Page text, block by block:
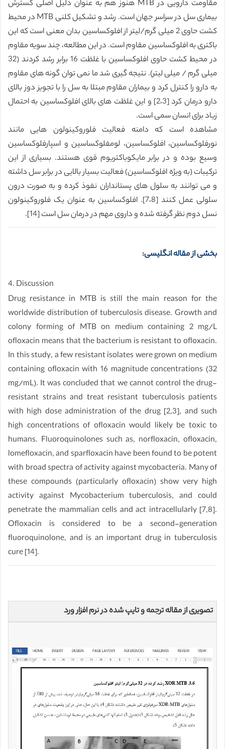
مقاومت دارویی در MTB هنوز هم به عنوان دلیل اصلی گسترش
بیماری سل در سراسر جهان است. رشد و تشکیل کلنی MTB در محیط
کشت حاوی 2 میلی گرم/لیتر از افلوکساسین بدان معنی است که این
باکتری به افلوکساسین مقاوم است. در این مطالعه، چند سویه مقاوم
در محیط کشت حاوی افلوکساسین با غلظت 16 برابر رشد کردند (32
میلی گرم / میلی لیتر). نتیجه گیری شد ما نمی توان گونه های مقاوم
به دارو را کنترل کرد و بیماران مقاوم مبتلا به سل را با تجویز دوز بالای
دارو درمان کرد [2،3] و این غلظت های بالای افلوکساسین به احتمال
زیاد برای انسان سمی است.
مشاهده است که دامنه فعالیت فلوروکینولون هایی مانند
نورفلوکساسین، افلوکساسین، لومفلوکساسین و اسپارفلوکساسین
وسیع بوده و در برابر مایکوباکتریوم قوی هستند. بسیاری از این
ترکیبات (به ویژه افلوکساسین) فعالیت بسیار بالایی در برابر سل داشته
و می توانند به سلول های پستانداران نفوذ کرده و به صورت درون
سلولی عمل کنند [7،8]. افلوکساسین به عنوان یک فلوروکینولون
نسل دوم نظر گرفته شده و داروی مهم در درمان سل است [14].
بخشی از مقاله انگلیسی:
4. Discussion
Drug resistance in MTB is still the main reason for the
worldwide distribution of tuberculosis disease. Growth and
colony forming of MTB on medium containing 2 mg/L
ofloxacin means that the bacterium is resistant to ofloxacin.
In this study, a few resistant isolates were grown on medium
containing ofloxacin with 16 magnitude concentrations (32
mg/mL). It was concluded that we cannot control the drug-
resistant strains and treat resistant tuberculosis patients
with high dose administration of the drug [2,3], and such
high concentrations of ofloxacin would likely be toxic to
humans. Fluoroquinolones such as, norfloxacin, ofloxacin,
lomefloxacin, and sparfloxacin have been found to be potent
with broad spectra of activity against mycobacteria. Many of
these compounds (particularly ofloxacin) show very high
activity against Mycobacterium tuberculosis, and could
penetrate the mammalian cells and act intracellularly [7,8].
Ofloxacin is considered to be a second-generation
fluoroquinolone, and is an important drug in tuberculosis
cure [14].
تصویری از مقاله ترجمه و تایپ شده در نرم افزار ورد